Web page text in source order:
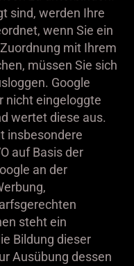
sind, werden Ihre
wenn Sie ein
mit Ihrem
müssen Sie sich
Google
nicht eingeloggte
wertet diese aus.
insbesondere
auf Basis der
an der
steht ein
Bildung dieser
Ausübung dessen